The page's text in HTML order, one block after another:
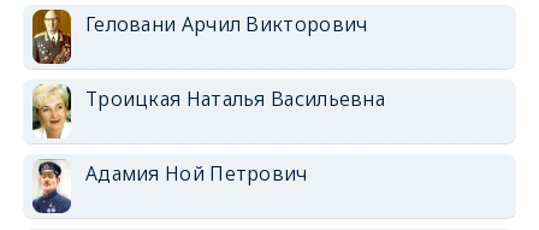
Геловани Арчил Викторович
Троицкая Наталья Васильевна
Адамия Ной Петрович